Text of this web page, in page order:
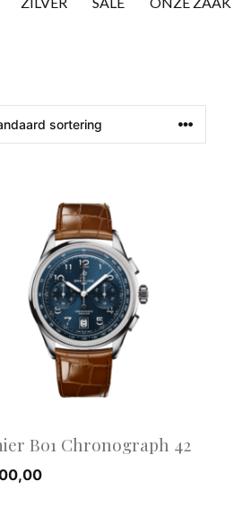
B01 Chronograph 42